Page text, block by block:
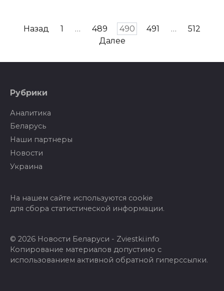
Пагинация
Назад 1 … 489 490 491 …
512
Далее
Рубрики
Аналитика
Беларусь
Наши партнеры
Новости
Украина
На нашем сайте используются cookie
для сбора статистической информации.
© 2026 Новости Беларуси - Zviestki.info
Копирование материалов допустимо с
использованием активной обратной гиперссылки.